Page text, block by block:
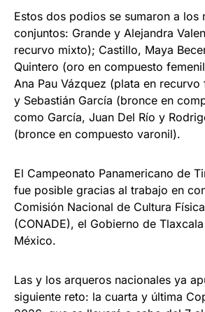
Estos dos podios se sumaron a los
conjuntos: Grande y Alejandra
recurvo mixto); Castillo, Maya
Quintero (oro en compuesto
Ana Pau Vázquez (plata en recurvo
y Sebastián García (bronce en
como García, Juan Del Río y
(bronce en compuesto varonil).
El Campeonato Panamericano de
fue posible gracias al trabajo en
Comisión Nacional de Cultura
(CONADE), el Gobierno de
México.
Las y los arqueros nacionales ya
siguiente reto: la cuarta y última